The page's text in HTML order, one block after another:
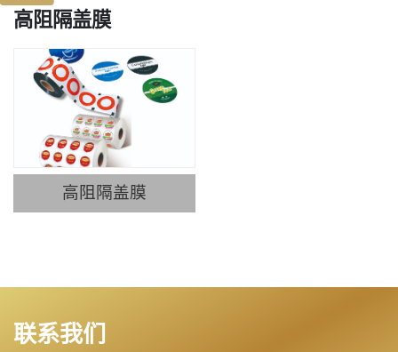
高阻隔盖膜
高阻隔盖膜
联系我们